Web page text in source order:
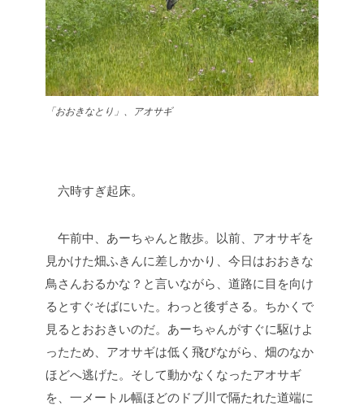
「おおきなとり」、アオサギ
六時すぎ起床。
午前中、あーちゃんと散歩。以前、アオサギを
見かけた畑ふきんに差しかかり、今日はおおきな
鳥さんおるかな？と言いながら、道路に目を向け
るとすぐそばにいた。わっと後ずさる。ちかくで
見るとおおきいのだ。あーちゃんがすぐに駆けよ
ったため、アオサギは低く飛びながら、畑のなか
ほどへ逃げた。そして動かなくなったアオサギ
を、一メートル幅ほどのドブ川で隔たれた道端に